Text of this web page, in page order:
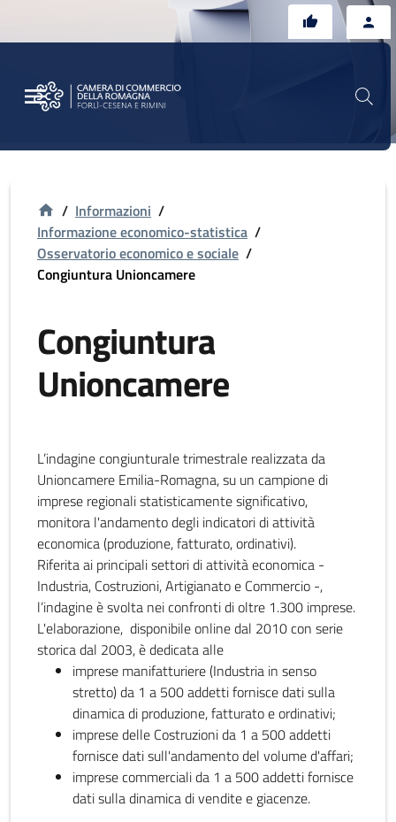
/ Informazioni /
Informazione economico-statistica /
Osservatorio economico e sociale /
Congiuntura Unioncamere
Congiuntura
Unioncamere
L’indagine congiunturale trimestrale realizzata da
Unioncamere Emilia-Romagna, su un campione di
imprese regionali statisticamente significativo,
monitora l'andamento degli indicatori di attività
economica (produzione, fatturato, ordinativi).
Riferita ai principali settori di attività economica -
Industria, Costruzioni, Artigianato e Commercio -,
l’indagine è svolta nei confronti di oltre 1.300 imprese.
L'elaborazione, disponibile online dal 2010 con serie
storica dal 2003, è dedicata alle
imprese manifatturiere (Industria in senso
stretto) da 1 a 500 addetti fornisce dati sulla
dinamica di produzione, fatturato e ordinativi;
imprese delle Costruzioni da 1 a 500 addetti
fornisce dati sull'andamento del volume d'affari;
imprese commerciali da 1 a 500 addetti fornisce
dati sulla dinamica di vendite e giacenze.